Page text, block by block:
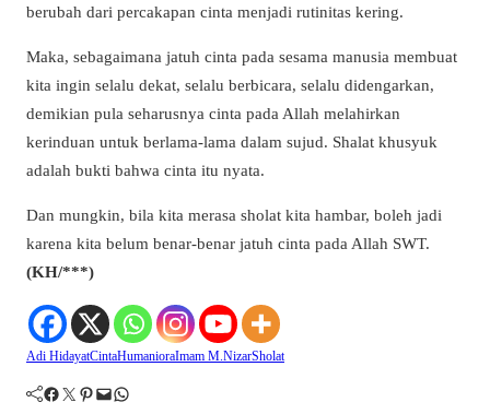
berubah dari percakapan cinta menjadi rutinitas kering.
Maka, sebagaimana jatuh cinta pada sesama manusia membuat
kita ingin selalu dekat, selalu berbicara, selalu didengarkan,
demikian pula seharusnya cinta pada Allah melahirkan
kerinduan untuk berlama-lama dalam sujud. Shalat khusyuk
adalah bukti bahwa cinta itu nyata.
Dan mungkin, bila kita merasa sholat kita hambar, boleh jadi
karena kita belum benar-benar jatuh cinta pada Allah SWT.
(KH/***)
Adi HidayatCintaHumanioraImam M.nizarSholat
Facebook Twitter Pinterest Mail WhatsApp